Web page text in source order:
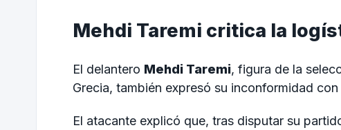
Mehdi Taremi critica la
El delantero Mehdi Taremi, figura de la
Grecia, también expresó su inconformidad
El atacante explicó que, tras disputar su